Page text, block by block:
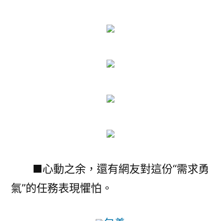
■心動之余，還有網友對這份“需求勇
氣”的任務表現懼怕。